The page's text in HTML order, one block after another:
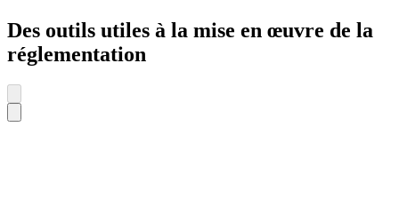
Des outils utiles à la mise en œuvre de la
réglementation